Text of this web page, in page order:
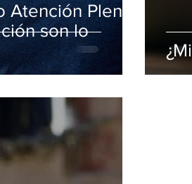
Plena?
son lo